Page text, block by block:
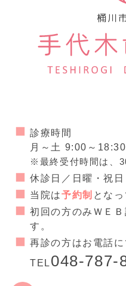
桶川
診療時間
月～土 9:00～18:30
※最終受付時間は、
休診日／日曜・祝日
当院は予約制 とな
初回の方のみＷＥ
す。
再診の方はお電話に
TEL 048-787-